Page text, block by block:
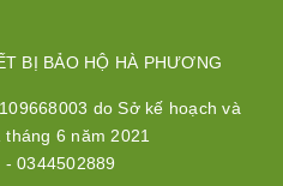
BỊ BẢO HỘ HÀ PHƯƠNG
do Sở kế hoạch và
6 năm 2021
- 0344502889